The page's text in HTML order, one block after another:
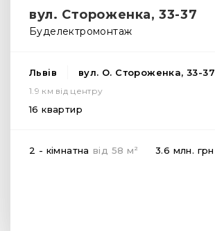
вул. Стороженка, 33-37
Буделектромонтаж
Львів вул. О. Стороженка, 33-37
1.9 км від центру
16 квартир
2 - кімнатна від 58 м 2 3.6 млн. грн